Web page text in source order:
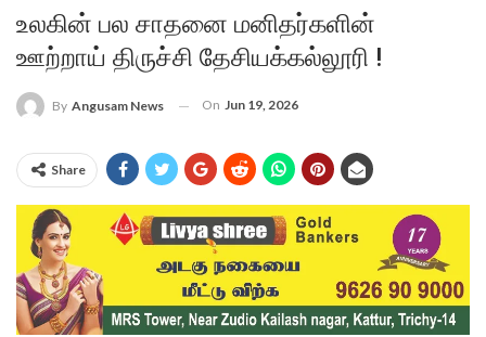
உலகின் பல சாதனை மனிதர்களின்
ஊற்றாய் திருச்சி தேசியக்கல்லூரி !
By Angusam News On Jun 19, 2026
Share